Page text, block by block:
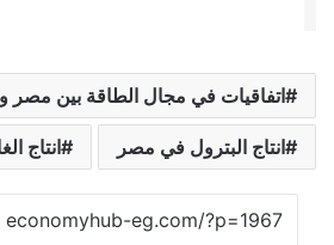
اتفاقيات في مجال الطاقة بين مصر
انتاج البترول في مصر انتاج